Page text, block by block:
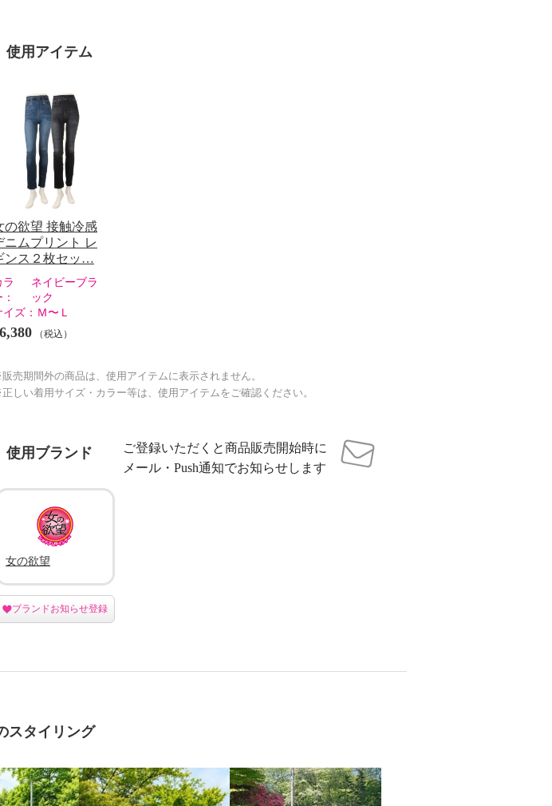
使用アイテム
の欲望 接触冷感
ニムプリント レ
ンス２枚セッ…
ラ
ネイビーブラ
ック
イズ： Ｍ〜Ｌ
（税込）
売期間外の商品は、使用アイテムに表示されません。
しい着用サイズ・カラー等は、使用アイテムをご確認ください。
使用ブランド
ご登録いただくと商品販売開始時に
メール・Push通知でお知らせします
女の欲望
ブランドお知らせ登録
スタイリング